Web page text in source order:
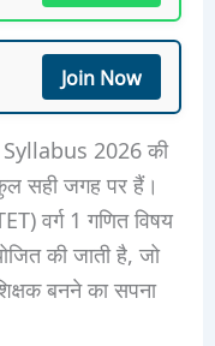
Join Now
2026 की
सही जगह पर हैं।
वर्ग 1 गणित विषय
की जाती है, जो
बनने का सपना